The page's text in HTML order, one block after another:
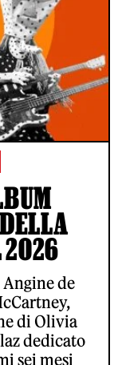
2026
de
di Olivia
dedicato
sei mesi